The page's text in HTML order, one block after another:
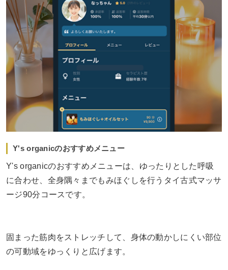
Y's organicのおすすめメニュー
Y's organicのおすすめメニューは、ゆったりとした呼吸
に合わせ、全身隅々までもみほぐしを行うタイ古式マッサ
ージ90分コースです。
固まった筋肉をストレッチして、身体の動かしにくい部位
の可動域をゆっくりと広げます。